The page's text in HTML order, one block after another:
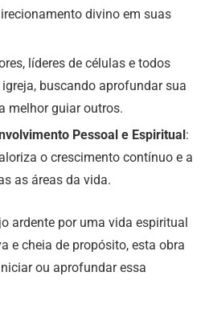
divino em suas
líderes de células e todos
buscando aprofundar sua
melhor guiar outros.
Pessoal e Espiritual:
o crescimento contínuo e a
as áreas da vida.
ardente por uma vida espiritual
e cheia de propósito, esta obra
ou aprofundar essa